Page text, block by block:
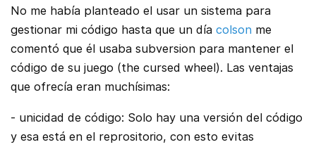
No me había planteado el usar un sistema para
gestionar mi código hasta que un día colson me
comentó que él usaba subversion para mantener el
código de su juego (the cursed wheel). Las ventajas
que ofrecía eran muchísimas:
- unicidad de código: Solo hay una versión del código
y esa está en el reprositorio, con esto evitas